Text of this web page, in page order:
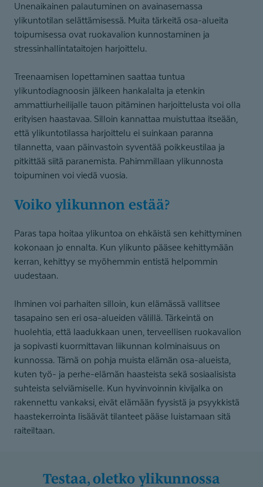
Unenaikainen palautuminen on avainasemassa
ylikuntotilan selättämisessä. Muita tärkeitä osa-alueita
toipumisessa ovat ruokavalion kunnostaminen ja
stressinhallintataitojen harjoittelu.
Treenaamisen lopettaminen saattaa tuntua
ylikuntodiagnoosin jälkeen hankalalta ja etenkin
ammattiurheilijalle tauon pitäminen harjoittelusta voi olla
erityisen haastavaa. Silloin kannattaa muistuttaa itseään,
että ylikuntotilassa harjoittelu ei suinkaan paranna
tilannetta, vaan päinvastoin syventää poikkeustilaa ja
pitkittää siitä paranemista. Pahimmillaan ylikunnosta
toipuminen voi viedä vuosia.
Voiko ylikunnon estää?
Paras tapa hoitaa ylikuntoa on ehkäistä sen kehittyminen
kokonaan jo ennalta. Kun ylikunto pääsee kehittymään
kerran, kehittyy se myöhemmin entistä helpommin
uudestaan.
Ihminen voi parhaiten silloin, kun elämässä vallitsee
tasapaino sen eri osa-alueiden välillä. Tärkeintä on
huolehtia, että laadukkaan unen, terveellisen ruokavalion
ja sopivasti kuormittavan liikunnan kolminaisuus on
kunnossa. Tämä on pohja muista elämän osa-alueista,
kuten työ- ja perhe-elämän haasteista sekä sosiaalisista
suhteista selviämiselle. Kun hyvinvoinnin kivijalka on
rakennettu vankaksi, eivät elämään fyysistä ja psyykkistä
haastekerrointa lisäävät tilanteet pääse luistamaan sitä
raiteiltaan.
Testaa, oletko ylikunnossa